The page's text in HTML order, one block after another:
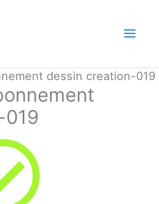
dessin creation-019